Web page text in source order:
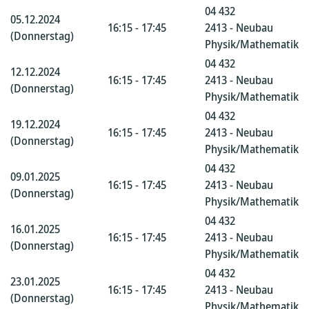
05.12.2024
(Donnerstag)
16:15 - 17:45
04 432
2413 - Neubau
Physik/Mathematik
12.12.2024
(Donnerstag)
16:15 - 17:45
04 432
2413 - Neubau
Physik/Mathematik
19.12.2024
(Donnerstag)
16:15 - 17:45
04 432
2413 - Neubau
Physik/Mathematik
09.01.2025
(Donnerstag)
16:15 - 17:45
04 432
2413 - Neubau
Physik/Mathematik
16.01.2025
(Donnerstag)
16:15 - 17:45
04 432
2413 - Neubau
Physik/Mathematik
23.01.2025
(Donnerstag)
16:15 - 17:45
04 432
2413 - Neubau